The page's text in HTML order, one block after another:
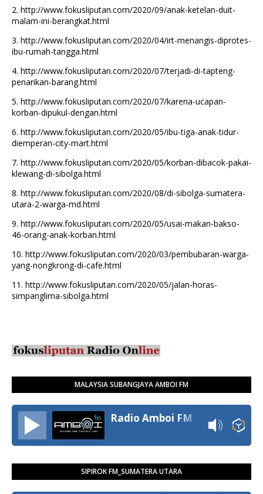
2. http://www.fokusliputan.com/2020/09/anak-ketelan-duit-
malam-ini-berangkat.html
3. http://www.fokusliputan.com/2020/04/irt-menangis-diprotes-
ibu-rumah-tangga.html
4. http://www.fokusliputan.com/2020/07/terjadi-di-tapteng-
penarikan-barang.html
5. http://www.fokusliputan.com/2020/07/karena-ucapan-
korban-dipukul-dengan.html
6. http://www.fokusliputan.com/2020/05/ibu-tiga-anak-tidur-
diemperan-city-mart.html
7. http://www.fokusliputan.com/2020/05/korban-dibacok-pakai-
klewang-di-sibolga.html
8. http://www.fokusliputan.com/2020/08/di-sibolga-sumatera-
utara-2-warga-md.html
9. http://www.fokusliputan.com/2020/05/usai-makan-bakso-
46-orang-anak-korban.html
10. http://www.fokusliputan.com/2020/03/pembubaran-warga-
yang-nongkrong-di-cafe.html
11. http://www.fokusliputan.com/2020/05/jalan-horas-
simpanglima-sibolga.html
MALAYSIA SUBANGJAYA AMBOI FM
Radio Amboi FM
SIPIROK FM_SUMATERA UTARA